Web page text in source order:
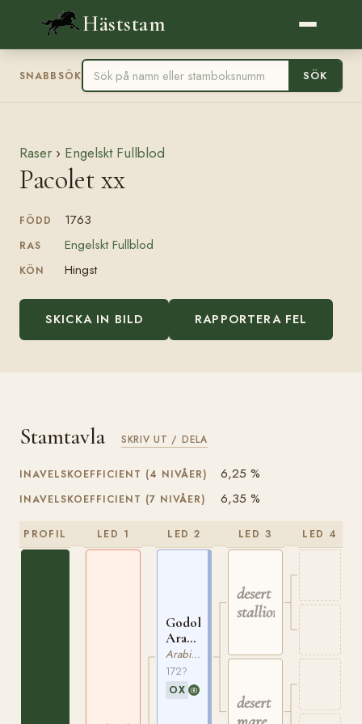
Häststam
SNABBSÖK SÖK
Raser › Engelskt Fullblod
Pacolet xx
FÖDD 1763
RAS Engelskt Fullblod
KÖN Hingst
SKICKA IN BILD RAPPORTERA FEL
Stamtavla SKRIV UT / DELA
INAVELSKOEFFICIENT (4 NIVÅER) 6,25 %
INAVELSKOEFFICIENT (7 NIVÅER) 6,35 %
PROFIL LED 1 LED 2
Godolphin
Arabian
ox
Arabiskt Fullblod
172?
OX
LED 3
desert
stallion
desert
LED 4